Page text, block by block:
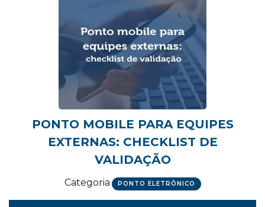
PONTO MOBILE PARA EQUIPES
EXTERNAS: CHECKLIST DE
VALIDAÇÃO
Categoria PONTO ELETRÔNICO